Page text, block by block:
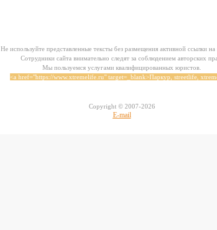
Не используйте представленные тексты без размещения активной ссылки на
Сотрудники сайта внимательно следят за соблюдением авторских
Мы пользуемся услугами квалифицированных юристов.
<a href="https://www.xtremelife.ru" target=_blank>Паркур, streetlife,
Copyright © 2007-2026
E-mail